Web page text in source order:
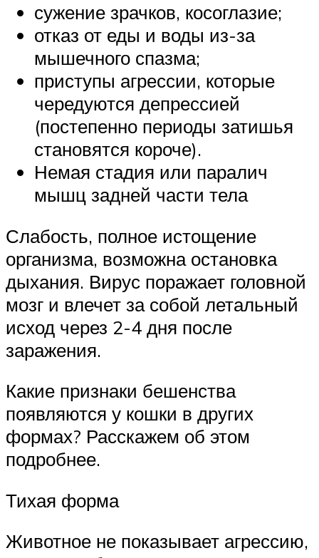
сужение зрачков, косоглазие;
отказ от еды и воды из-за
мышечного спазма;
приступы агрессии, которые
чередуются депрессией
(постепенно периоды затишья
становятся короче).
Немая стадия или паралич
мышц задней части тела
Слабость, полное истощение
организма, возможна остановка
дыхания. Вирус поражает головной
мозг и влечет за собой летальный
исход через 2-4 дня после
заражения.
Какие признаки бешенства
появляются у кошки в других
формах? Расскажем об этом
подробнее.
Тихая форма
Животное не показывает агрессию,